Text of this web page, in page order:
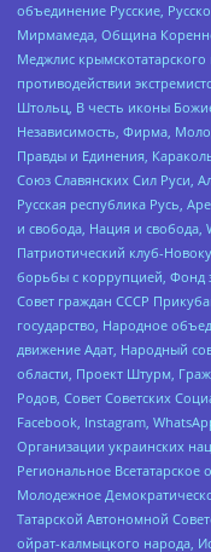
объединение Русские,
Мирмамеда, Община
Меджлис
противодействии
Штольц, В честь иконы
Независимость, Фирма,
Правды и Единения,
Союз Славянских Сил Руси,
Русская республика Русь,
и свобода, Нация и
Патриотический клуб-
борьбы с коррупцией, Фонд
Совет граждан СССР
государство, Народное
движение Адат, Народный
области, Проект Штурм,
Родов, Совет Советских
Facebook, Instagram,
Организации украинских
Региональное
Молодежное
Татарской Автономной
ойрат-калмыцкого народа,